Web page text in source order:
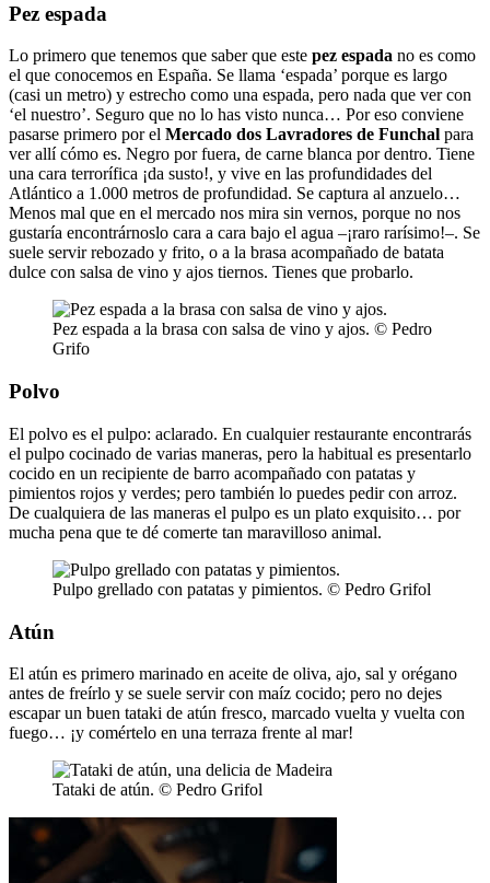
Pez espada
Lo primero que tenemos que saber que este pez espada no es como
el que conocemos en España. Se llama ‘espada’ porque es largo
(casi un metro) y estrecho como una espada, pero nada que ver con
‘el nuestro’. Seguro que no lo has visto nunca… Por eso conviene
pasarse primero por el Mercado dos Lavradores de Funchal para
ver allí cómo es. Negro por fuera, de carne blanca por dentro. Tiene
una cara terrorífica ¡da susto!, y vive en las profundidades del
Atlántico a 1.000 metros de profundidad. Se captura al anzuelo…
Menos mal que en el mercado nos mira sin vernos, porque no nos
gustaría encontrárnoslo cara a cara bajo el agua –¡raro rarísimo!–. Se
suele servir rebozado y frito, o a la brasa acompañado de batata
dulce con salsa de vino y ajos tiernos. Tienes que probarlo.
Pez espada a la brasa con salsa de vino y ajos. © Pedro
Grifo
Polvo
El polvo es el pulpo: aclarado. En cualquier restaurante encontrarás
el pulpo cocinado de varias maneras, pero la habitual es presentarlo
cocido en un recipiente de barro acompañado con patatas y
pimientos rojos y verdes; pero también lo puedes pedir con arroz.
De cualquiera de las maneras el pulpo es un plato exquisito… por
mucha pena que te dé comerte tan maravilloso animal.
Pulpo grellado con patatas y pimientos. © Pedro Grifol
Atún
El atún es primero marinado en aceite de oliva, ajo, sal y orégano
antes de freírlo y se suele servir con maíz cocido; pero no dejes
escapar un buen tataki de atún fresco, marcado vuelta y vuelta con
fuego… ¡y comértelo en una terraza frente al mar!
Tataki de atún. © Pedro Grifol